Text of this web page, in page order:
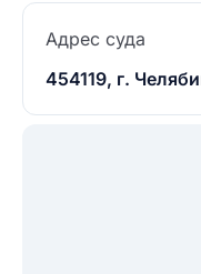
Адрес суда
454119, г.